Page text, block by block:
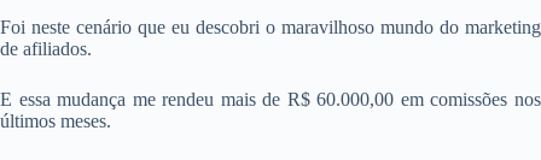
Foi neste cenário que eu descobri o maravilhoso mundo do marketing
de afiliados.
E essa mudança me rendeu mais de R$ 60.000,00 em comissões nos
últimos meses.